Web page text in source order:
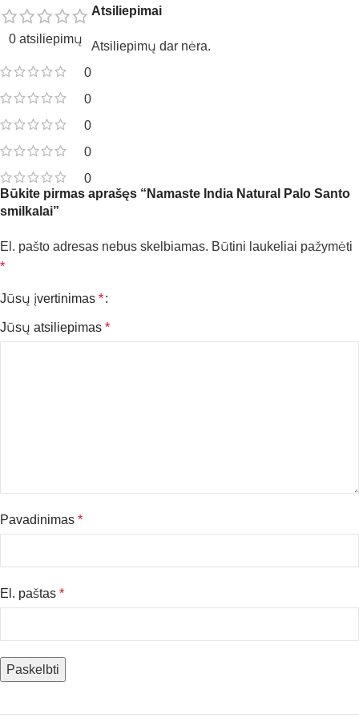
0 atsiliepimų
0
0
0
0
0
Atsiliepimai
Atsiliepimų dar nėra.
Būkite pirmas aprašęs “Namaste India Natural Palo Santo
smilkalai”
El. pašto adresas nebus skelbiamas. Būtini laukeliai pažymėti
*
Jūsų įvertinimas *
Jūsų atsiliepimas *
Pavadinimas *
El. paštas *